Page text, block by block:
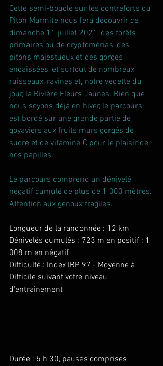
Cette semi-boucle sur les contreforts du
Piton Marmite nous fera découvrir ce
dimanche 11 juillet 2021, des forêts
primaires ou de cryptomérias, des
pitons majestueux et des gorges
encaissées, et surtout de nombreux
ruisseaux, ravines et, notre vedette du
jour, la Rivière Fleurs Jaunes. Bien que
nous soyons déjà en hiver, le parcours
est bordé sur une grande partie de
goyaviers aux fruits murs gorgés de
sucre et de vitamine C pour le plaisir de
nos papilles.
Le parcours comprend un dénivelé
négatif cumulé de plus de 1 000 mètres.
Attention aux genoux fragiles.
Longueur de la randonnée : 12 km
Dénivelés cumulés : 723 m en positif ; 1
008 m en négatif
Difficulté : Index IBP 97 - Moyenne à
Difficile suivant votre niveau
d'entrainement
Durée : 5 h 30, pauses comprises